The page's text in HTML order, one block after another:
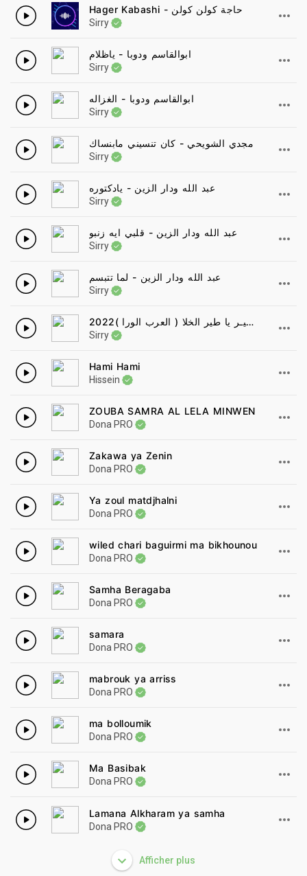
Hager Kabashi - حاجة كولن كولن
Sirry
ابوالقاسم ودوبا - ياظلام
Sirry
ابوالقاسم ودوبا - الغزاله
Sirry
مجدي الشويحي - كان تنسيني مابنساك
Sirry
عبد الله ودار الزين - يادكتوره
Sirry
عبد الله ودار الزين - قلبي ايه زنبو
Sirry
عبد الله ودار الزين - لما تتبسم
Sirry
الامبراطورة عشـة الجبـل - علي تباشي - طيـر يا طير الخلا ( العرب الورا )2022New
Sirry
Hami Hami
Hissein
ZOUBA SAMRA AL LELA MINWEN
Dona PRO
Zakawa ya Zenin
Dona PRO
Ya zoul matdjhalni
Dona PRO
wiled chari baguirmi ma bikhounou
Dona PRO
Samha Beragaba
Dona PRO
samara
Dona PRO
mabrouk ya arriss
Dona PRO
ma bolloumik
Dona PRO
Ma Basibak
Dona PRO
Lamana Alkharam ya samha
Dona PRO
Afficher plus